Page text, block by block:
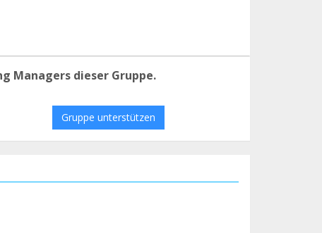
Managers dieser Gruppe.
Gruppe unterstützen